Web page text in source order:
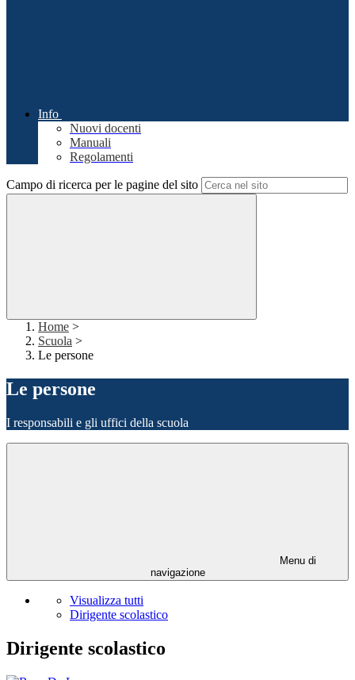
Info
Nuovi docenti
Manuali
Regolamenti
Campo di ricerca per le pagine del sito
Home >
Scuola >
Le persone
Le persone
I responsabili e gli uffici della scuola
Menu di
navigazione
Visualizza tutti
Dirigente scolastico
Dirigente scolastico